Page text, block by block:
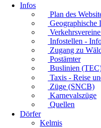
Infos
Plan des
Geographische
Infostellen -
Zugang zu
Postämter
Buslinien
Taxis - Reise
Züge (SNCB)
Karnevalszüge
Quellen
Dörfer
Kelmis